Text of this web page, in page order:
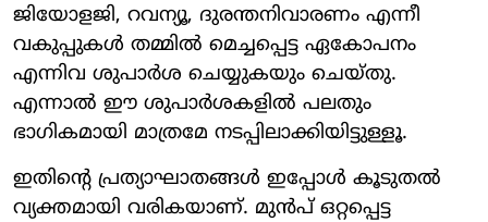
ജിയോളജി, റവന്യൂ, ദുരന്തനിവാരണം എന്നീ
വകുപ്പുകൾ തമ്മിൽ മെച്ചപ്പെട്ട ഏകോപനം
എന്നിവ ശുപാർശ ചെയ്യുകയും ചെയ്തു.
എന്നാൽ ഈ ശുപാർശകളിൽ പലതും
ഭാഗികമായി മാത്രമേ നടപ്പിലാക്കിയിട്ടുള്ളൂ.
ഇതിന്റെ പ്രത്യാഘാതങ്ങൾ ഇപ്പോൾ കൂടുതൽ
വ്യക്തമായി വരികയാണ്. മുൻപ് ഒറ്റപ്പെട്ട